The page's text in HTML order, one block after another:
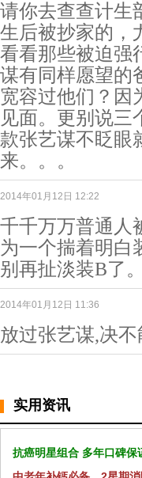
请你去查查计生
生后被抄家的，
看看那些被迫强
谋有同样愿望的
宽容过他们？因
见面。更别说三
款张艺谋不眨眼
来。。。
2014年01月12日 12:22
千千万万普通人
为一个揣着明白
别再扯淡装B了。
2014年01月12日 11:36
放过张艺谋,决
实用资讯
抗癌明星组合 多年口碑